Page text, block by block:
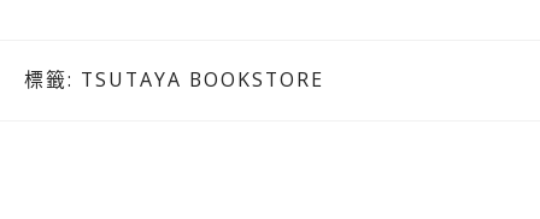
標籤: TSUTAYA BOOKSTORE